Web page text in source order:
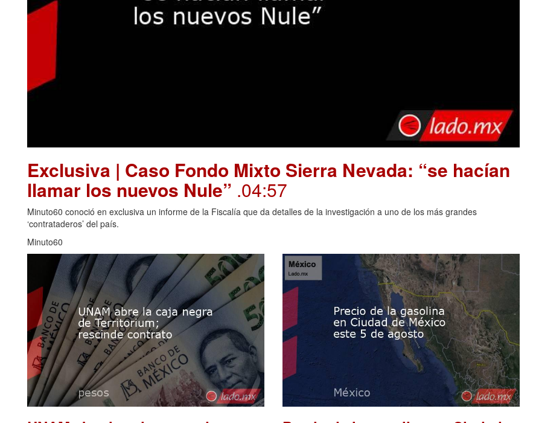
Exclusiva | Caso Fondo Mixto Sierra Nevada: “se hacían
llamar los nuevos Nule” .04:57
Minuto60 conoció en exclusiva un informe de la Fiscalía que da detalles de la investigación a uno de los más grandes
‘contrataderos’ del país.
Minuto60